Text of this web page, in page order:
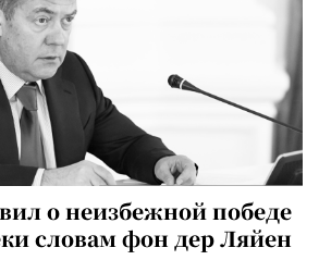
о неизбежной победе
словам фон дер Ляйен